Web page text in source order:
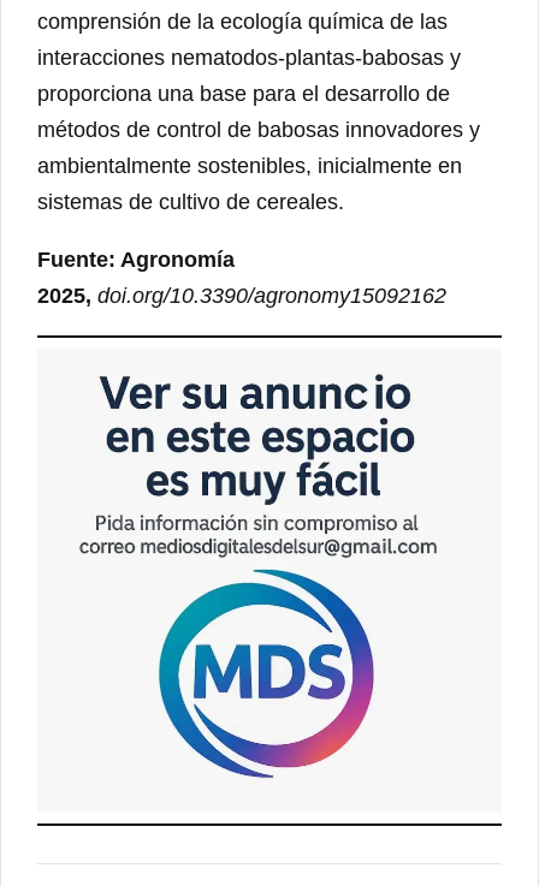
comprensión de la ecología química de las
interacciones nematodos-plantas-babosas y
proporciona una base para el desarrollo de
métodos de control de babosas innovadores y
ambientalmente sostenibles, inicialmente en
sistemas de cultivo de cereales.
Fuente: Agronomía
2025, doi.org/10.3390/agronomy15092162